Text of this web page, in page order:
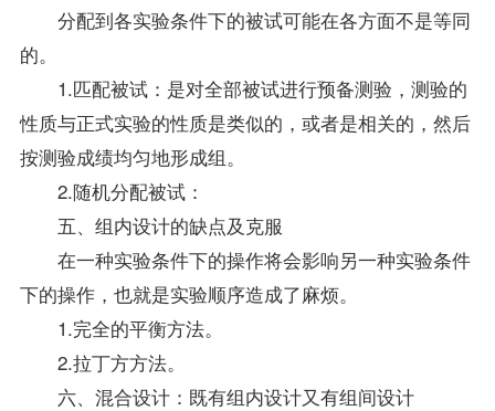
分配到各实验条件下的被试可能在各方面不是等同
的。
1.匹配被试：是对全部被试进行预备测验，测验的
性质与正式实验的性质是类似的，或者是相关的，然后
按测验成绩均匀地形成组。
2.随机分配被试：
五、组内设计的缺点及克服
在一种实验条件下的操作将会影响另一种实验条件
下的操作，也就是实验顺序造成了麻烦。
1.完全的平衡方法。
2.拉丁方方法。
六、混合设计：既有组内设计又有组间设计